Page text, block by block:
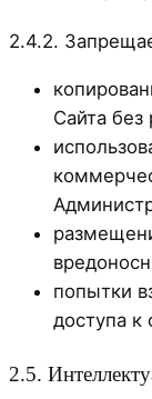
2.4.2.
Сайта без
попытки
доступа к
2.5.